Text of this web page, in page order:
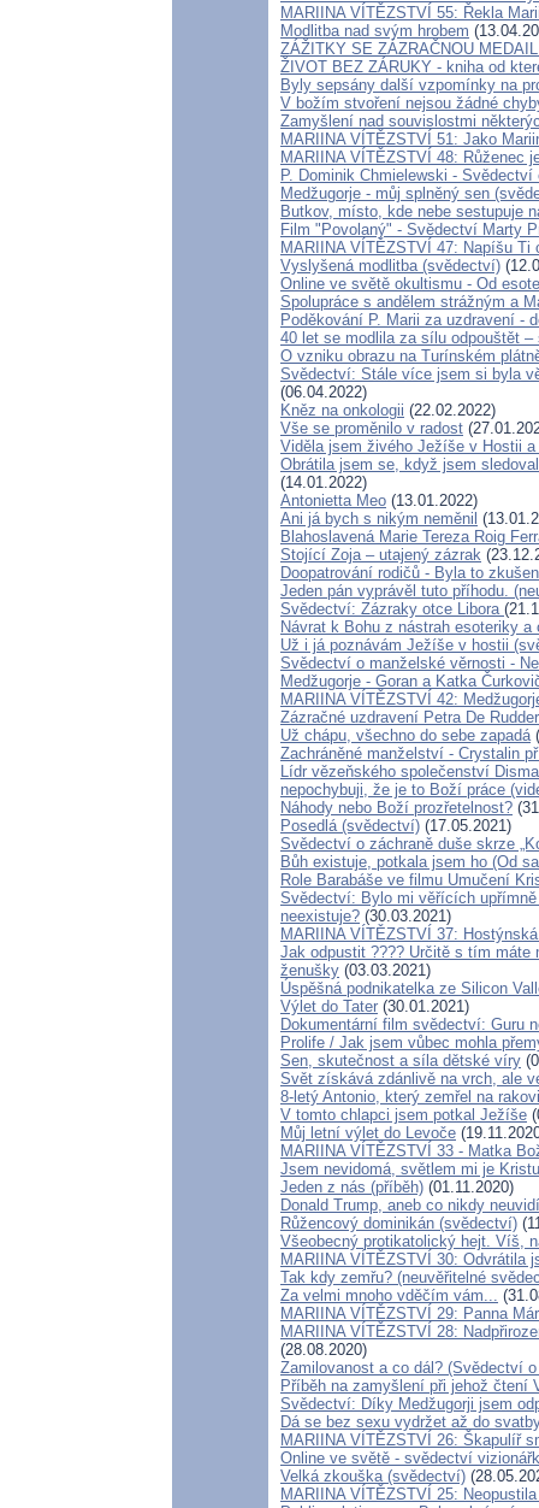
MARIINA VÍTĚZSTVÍ 55: Řekla
Modlitba nad svým hrobem
ZÁŽITKY SE ZÁZRAČNOU
ŽIVOT BEZ ZÁRUKY - kniha od
Byly sepsány další vzpomínky na
V božím stvoření nejsou žádné
Zamyšlení nad souvislostmi
MARIINA VÍTĚZSTVÍ 51: Jako
MARIINA VÍTĚZSTVÍ 48: Růženec
P. Dominik Chmielewski -
Medžugorje - můj splněný sen
Butkov, místo, kde nebe sestupuje
Film "Povolaný" - Svědectví Marty
MARIINA VÍTĚZSTVÍ 47: Napíšu
Vyslyšená modlitba (svědectví)
Online ve světě okultismu - Od
Spolupráce s andělem strážným a
Poděkování P. Marii za uzdravení -
40 let se modlila za sílu odpouštět –
O vzniku obrazu na Turínském
Svědectví: Stále více jsem si byla
(06.04.2022)
Kněz na onkologii (22.02.2022)
Vše se proměnilo v radost
Viděla jsem živého Ježíše v Hostii
Obrátila jsem se, když jsem
(14.01.2022)
Antonietta Meo (13.01.2022)
Ani já bych s nikým neměnil
Blahoslavená Marie Tereza Roig
Stojící Zoja – utajený zázrak
Doopatrování rodičů - Byla to
Jeden pán vyprávěl tuto příhodu.
Svědectví: Zázraky otce Libora
Návrat k Bohu z nástrah esoteriky a
Už i já poznávám Ježíše v hostii
Svědectví o manželské věrnosti -
Medžugorje - Goran a Katka
MARIINA VÍTĚZSTVÍ 42:
Zázračné uzdravení Petra De
Už chápu, všechno do sebe zapadá
Zachráněné manželství - Crystalin
Lídr vězeňského společenství
nepochybuji, že je to Boží práce
Náhody nebo Boží prozřetelnost?
Posedlá (svědectví) (17.05.2021)
Svědectví o záchraně duše skrze
Bůh existuje, potkala jsem ho (Od
Role Barabáše ve filmu Umučení
Svědectví: Bylo mi věřících
neexistuje? (30.03.2021)
MARIINA VÍTĚZSTVÍ 37:
Jak odpustit ???? Určitě s tím
ženušky (03.03.2021)
Úspěšná podnikatelka ze Silicon
Výlet do Tater (30.01.2021)
Dokumentární film svědectví: Guru
Prolife / Jak jsem vůbec mohla
Sen, skutečnost a síla dětské víry
Svět získává zdánlivě na vrch, ale
8-letý Antonio, který zemřel na
V tomto chlapci jsem potkal Ježíše
Můj letní výlet do Levoče
MARIINA VÍTĚZSTVÍ 33 - Matka
Jsem nevidomá, světlem mi je
Jeden z nás (příběh) (01.11.2020)
Donald Trump, aneb co nikdy
Růžencový dominikán (svědectví)
Všeobecný protikatolický hejt. Víš,
MARIINA VÍTĚZSTVÍ 30: Odvrátila
Tak kdy zemřu? (neuvěřitelné
Za velmi mnoho vděčím vám...
MARIINA VÍTĚZSTVÍ 29: Panna
MARIINA VÍTĚZSTVÍ 28:
(28.08.2020)
Zamilovanost a co dál? (Svědectví
Příběh na zamyšlení při jehož čtení
Svědectví: Díky Medžugorji jsem
Dá se bez sexu vydržet až do
MARIINA VÍTĚZSTVÍ 26: Škapulíř
Online ve světě - svědectví
Velká zkouška (svědectví)
MARIINA VÍTĚZSTVÍ 25: